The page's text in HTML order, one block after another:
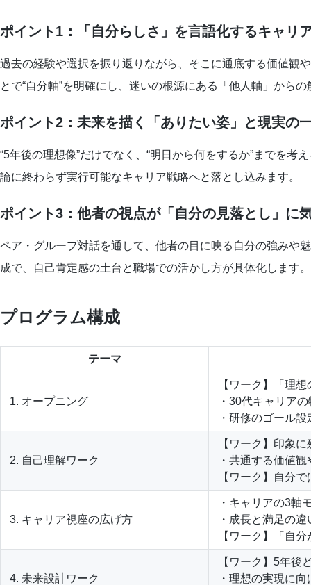
ポイント1：「自分らしさ」を言語化するキャリ
過去の経験や選択を振り返りながら、そこに通底する価値観
とで“自分軸”を明確にし、迷いの根源にある「他人軸」から
ポイント2：未来を描く「ありたい姿」と現実の
“5年後の理想像”だけでなく、“明日から何をするか”までを
論に終わらず実行可能なキャリア戦略へと落とし込みます。
ポイント3：他者の視点が「自分の見落とし」に
ペア・グループ対話を通して、他者の目に映る自分の強みや
成で、自己肯定感の土台と職場での活かし方が具体化します。
プログラム構成
テーマ
1. オープニング
【ワーク】「理
・30代キャリア
・研修のゴール
2. 自己理解ワーク
【ワーク】印象
・共通する価値
【ワーク】自分
3. キャリア視座の広げ方
・キャリアの3軸
・成長と満足の
【ワーク】「自
4. 未来設計ワーク
【ワーク】5年後
・理想の実現に